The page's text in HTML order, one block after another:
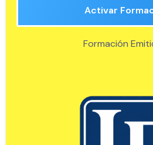
Activar
Formación